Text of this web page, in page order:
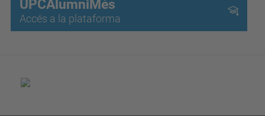
UPCAlumniMés
Accés a la plataforma